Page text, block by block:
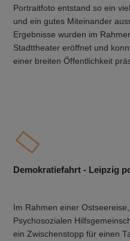
Portraitfoto entstand so ein
und ein gutes Miteinander
Ergebnisse wurden im
Stadttheater eröffnet und
einer breiten Öffentlichkeit
Demokratiefahrt - Leipzig
Im Rahmen einer
Psychosozialen
ein Zwischenstopp für einen